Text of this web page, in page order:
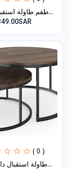
طقم طاولة استقبال دائري...
( 0 )
طاولة استقبال دائرية من...